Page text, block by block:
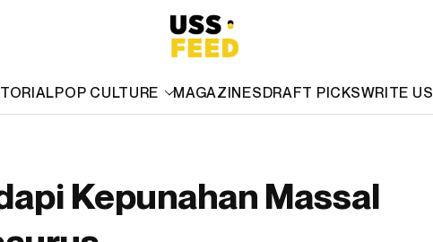
POP CULTURE MAGAZINESDRAFT PICKSWRITE US
Kepunahan Massal